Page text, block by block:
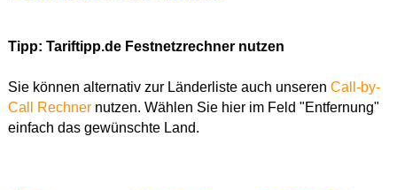
Tipp: Tariftipp.de Festnetzrechner nutzen
Sie können alternativ zur Länderliste auch unseren Call-by-
Call Rechnernutzen. Wählen Sie hier im Feld "Entfernung"
einfach das gewünschte Land.